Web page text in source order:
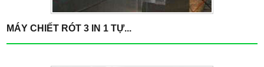
MÁY CHIẾT RÓT 3 IN 1 TỰ...